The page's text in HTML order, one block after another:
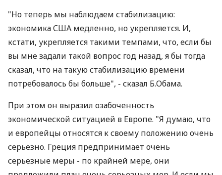
"Но теперь мы наблюдаем стабилизацию:
экономика США медленно, но укрепляется. И,
кстати, укрепляется такими темпами, что, если бы
вы мне задали такой вопрос год назад, я бы тогда
сказал, что на такую стабилизацию времени
потребовалось бы больше", - сказал Б.Обама.
При этом он выразил озабоченность
экономической ситуацией в Европе. "Я думаю, что
и европейцы относятся к своему положению очень
серьезно. Греция предпринимает очень
серьезные меры - по крайней мере, они